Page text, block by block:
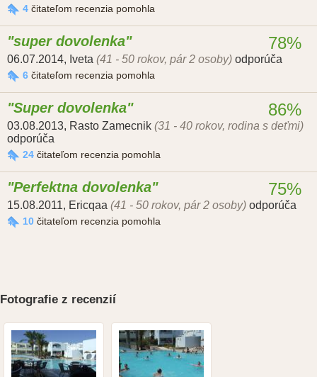
4 čitateľom recenzia pomohla
super dovolenka
06.07.2014, Iveta (41 - 50 rokov, pár 2 osoby) odporúča
6 čitateľom recenzia pomohla
78%
Super dovolenka
03.08.2013, Rasto Zamecnik (31 - 40 rokov, rodina s deťmi)
odporúča
24 čitateľom recenzia pomohla
86%
Perfektna dovolenka
15.08.2011, Ericqaa (41 - 50 rokov, pár 2 osoby) odporúča
10 čitateľom recenzia pomohla
75%
Fotografie z recenzií